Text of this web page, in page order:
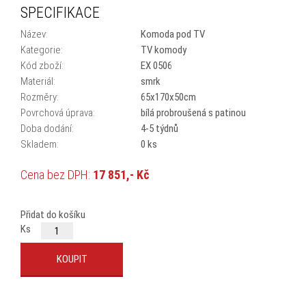
SPECIFIKACE
Název:
Komoda pod TV
Kategorie:
TV komody
Kód zboží:
EX 0506
Materiál:
smrk
Rozměry:
65x170x50cm
Povrchová úprava:
bílá probroušená s patinou
Doba dodání:
4-5 týdnů
Skladem:
0 ks
Cena bez DPH: 17 851,- Kč
Přidat do košíku
Ks